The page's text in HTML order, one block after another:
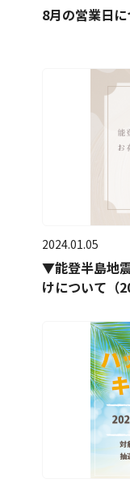
8月の営業日
2024.01.05
▼能登半島地
けについて（